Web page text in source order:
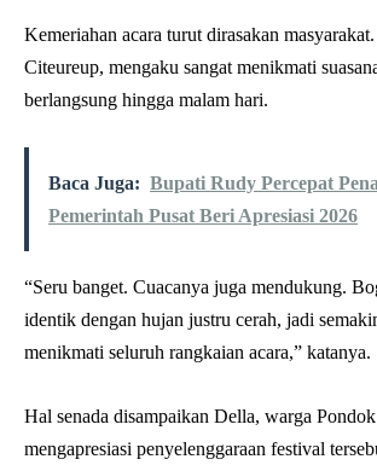
Kemeriahan acara turut dirasakan
Citeureup, mengaku sangat menikmati
berlangsung hingga malam hari.
Baca Juga: Bupati Rudy Percepat
Pemerintah Pusat Beri Apresiasi 2026
“Seru banget. Cuacanya juga mendukung.
identik dengan hujan justru cerah, jadi
menikmati seluruh rangkaian acara,” katanya.
Hal senada disampaikan Della, warga
mengapresiasi penyelenggaraan festival